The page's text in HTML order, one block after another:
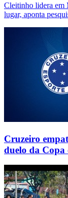
Cleitinho lidera em
lugar, aponta
Cruzeiro
duelo da Copa